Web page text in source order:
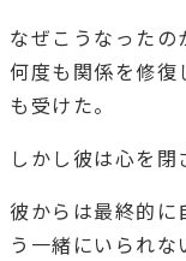
なぜこうなった
何度も関係を修
も受けた。
しかし彼は心を閉
彼からは最終的に
う一緒にいられ